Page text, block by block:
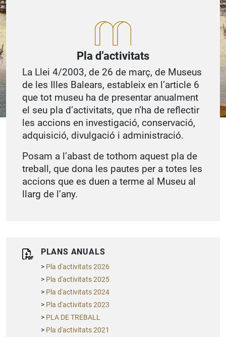
Pla d’activitats
La Llei 4/2003, de 26 de març, de Museus
de les Illes Balears, estableix en l’article 6
que tot museu ha de presentar anualment
el seu pla d’activitats, que n’ha de reflectir
les accions en investigació, conservació,
adquisició, divulgació i administració.
Posam a l’abast de tothom aquest pla de
treball, que dona les pautes per a totes les
accions que es duen a terme al Museu al
llarg de l’any.
PLANS ANUALS
Pla d'activitats 2026
Pla d'activitats 2025
Pla d'activitats 2024
Pla d'activitats 2023
PLA DE TREBALL
Pla d'activitats 2021